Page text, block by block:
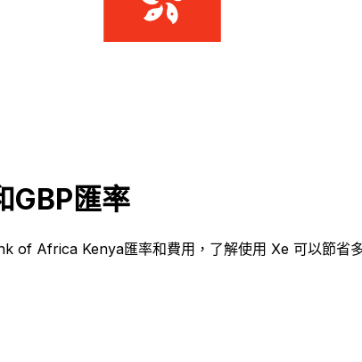
匯率
of Africa Kenya匯率和費用，了解使用 Xe 可以節省